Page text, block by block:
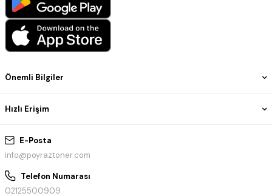
E-Posta
info@poyraztoner.com
Telefon Numarası
02125500909
Önemli Bilgiler
Hızlı Erişim